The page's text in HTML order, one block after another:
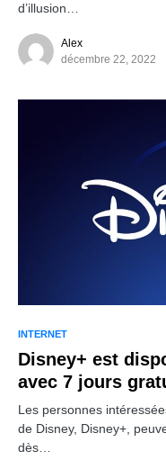
d’illusion…
Alex
décembre 22, 2022
INTERNET
Disney+ est
avec 7 jours
Les personnes
de Disney, Disney+,
dès…